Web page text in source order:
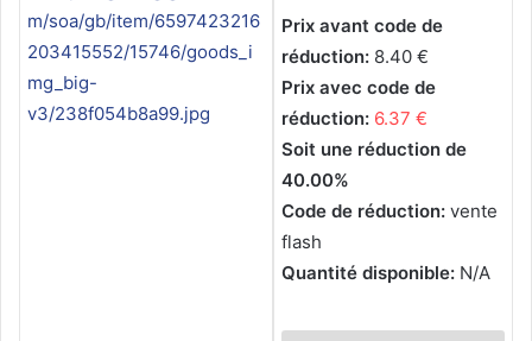
Prix avant code de
réduction: 8.40 €
Prix avec code de
réduction: 6.37 €
Soit une réduction de
40.00%
Code de réduction: vente
flash
Quantité disponible: N/A